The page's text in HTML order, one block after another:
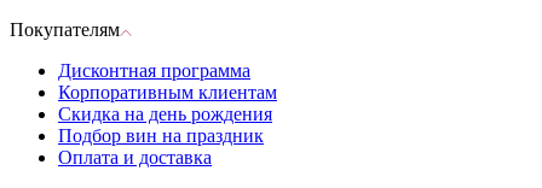
Покупателям
Дисконтная программа
Корпоративным клиентам
Скидка на день рождения
Подбор вин на праздник
Оплата и доставка